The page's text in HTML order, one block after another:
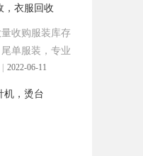
，衣服回收
收购服装库存
单服装，专业
力雄厚 ！ 长期
2022-06-11
机，烫台